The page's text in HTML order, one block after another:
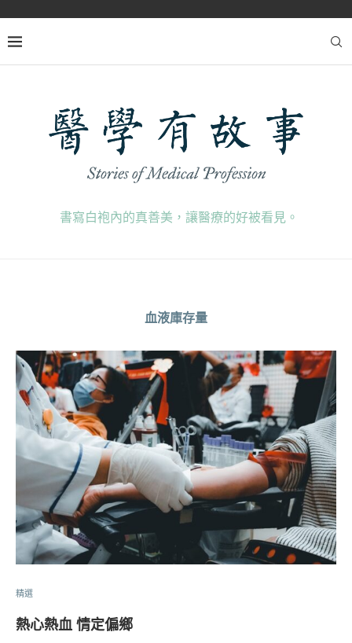
書寫白袍內的真善美，讓醫療的好被看見。
血液庫存量
精選
熱心熱血 情定偏鄉